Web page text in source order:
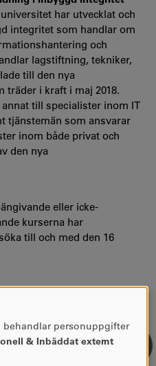
har utvecklat och
integritet som handlar om
och
lagstiftning, tekniker,
till den nya
träder i kraft i maj 2018.
till specialister inom IT
tjänstemän som ansvarar
inom både privat och
den nya
eller icke-
kurserna har
till och med den 16
behandlar personuppgifter
& Inbäddat externt